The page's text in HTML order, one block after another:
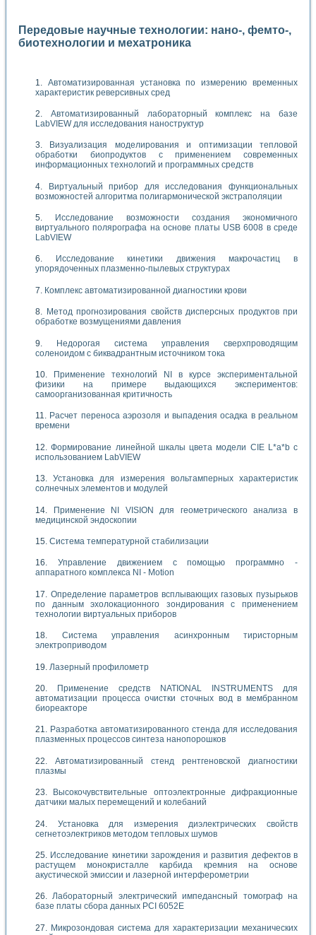
Передовые научные технологии: нано-, фемто-,
биотехнологии и мехатроника
Автоматизированная установка по измерению временных
характеристик реверсивных сред
Автоматизированный лабораторный комплекс на базе
LabVIEW для исследования наноструктур
Визуализация моделирования и оптимизации тепловой
обработки биопродуктов с применением современных
информационных технологий и программных средств
Виртуальный прибор для исследования функциональных
возможностей алгоритма полигармонической экстраполяции
Исследование возможности создания экономичного
виртуального полярографа на основе платы USB 6008 в среде
LabVIEW
Исследование кинетики движения макрочастиц в
упорядоченных плазменно-пылевых структурах
Комплекс автоматизированной диагностики крови
Метод прогнозирования свойств дисперсных продуктов при
обработке возмущениями давления
Недорогая система управления сверхпроводящим
соленоидом с биквадрантным источником тока
Применение технологий NI в курсе экспериментальной
физики на примере выдающихся экспериментов:
самоорганизованная критичность
Расчет переноса аэрозоля и выпадения осадка в реальном
времени
Формирование линейной шкалы цвета модели CIE L*a*b с
использованием LabVIEW
Установка для измерения вольтамперных характеристик
солнечных элементов и модулей
Применение NI VISION для геометрического анализа в
медицинской эндоскопии
Система температурной стабилизации
Управление движением с помощью программно -
аппаратного комплекса NI - Motion
Определение параметров всплывающих газовых пузырьков
по данным эхолокационного зондирования с применением
технологии виртуальных приборов
Система управления асинхронным тиристорным
электроприводом
Лазерный профилометр
Применение средств NATIONAL INSTRUMENTS для
автоматизации процесса очистки сточных вод в мембранном
биореакторе
Разработка автоматизированного стенда для исследования
плазменных процессов синтеза нанопорошков
Автоматизированный стенд рентгеновской диагностики
плазмы
Высокочувствительные оптоэлектронные дифракционные
датчики малых перемещений и колебаний
Установка для измерения диэлектрических свойств
сегнетоэлектриков методом тепловых шумов
Исследование кинетики зарождения и развития дефектов в
растущем монокристалле карбида кремния на основе
акустической эмиссии и лазерной интерферометрии
Лабораторный электрический импедансный томограф на
базе платы сбора данных PCI 6052E
Микрозондовая система для характеризации механических